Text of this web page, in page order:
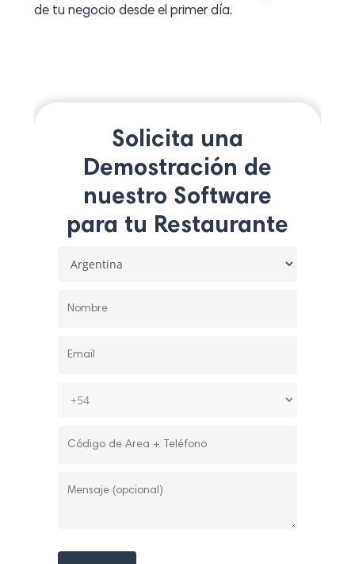
de tu negocio desde el primer día.
Solicita una
Demostración de
nuestro Software
para tu Restaurante